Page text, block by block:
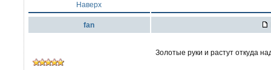
Наверх
fan
Золотые руки и растут откуда